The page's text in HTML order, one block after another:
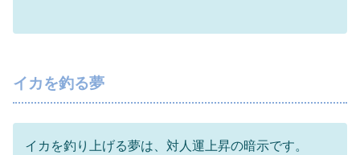
イカを釣る夢
イカを釣り上げる夢は、対人運上昇の暗示です。